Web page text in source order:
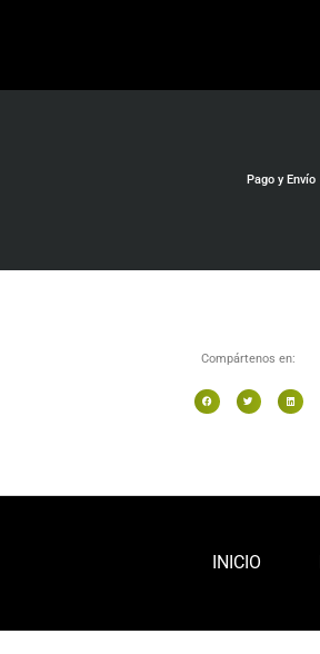
Pago y Envío
Compártenos en:
INICIO